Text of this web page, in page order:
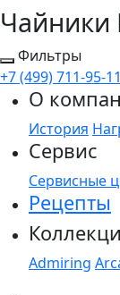
Чайники
Фильтры
+7 (499) 711-95-11
О
История
Сервис
Сервисные
Рецепты
Admiring